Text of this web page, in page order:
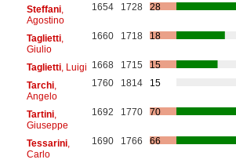
Steffani,
Agostino
1654 1728 28
Taglietti,
Giulio
1660 1718 18
Taglietti, Luigi 1668 1715
15
Tarchi,
Angelo
1760 1814 15
Tartini,
Giuseppe
1692 1770 70
Tessarini,
Carlo
1690 1766 66